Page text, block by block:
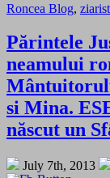
Roncea Blog,
Părintele
neamului
si Mina.
născut un
July 7th, 2013